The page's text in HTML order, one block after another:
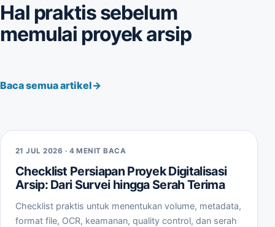
Hal praktis sebelum
memulai proyek arsip
Baca semua artikel
21 JUL 2026 · 4 MENIT BACA
Checklist Persiapan Proyek Digitalisasi
Arsip: Dari Survei hingga Serah Terima
Checklist praktis untuk menentukan volume, metadata,
format file, OCR, keamanan, quality control, dan serah